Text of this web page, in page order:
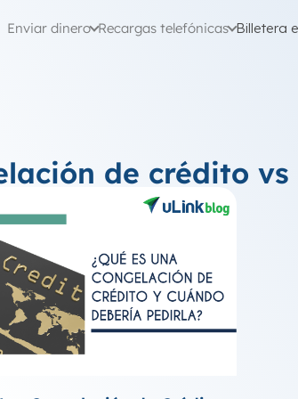
Enviar dinero Recargas telefónicas Billetera
de crédito